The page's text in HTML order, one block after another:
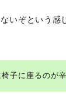
いぞという感
子に座るのが